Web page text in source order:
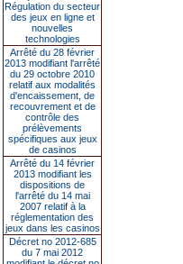
Régulation du secteur
des jeux en ligne et
nouvelles
technologies
Arrêté du 28 février
2013 modifiant l'arrêté
du 29 octobre 2010
relatif aux modalités
d'encaissement, de
recouvrement et de
contrôle des
prélèvements
spécifiques aux jeux
de casinos
Arrêté du 14 février
2013 modifiant les
dispositions de
l'arrêté du 14 mai
2007 relatif à la
réglementation des
jeux dans les casinos
Décret no 2012-685
du 7 mai 2012